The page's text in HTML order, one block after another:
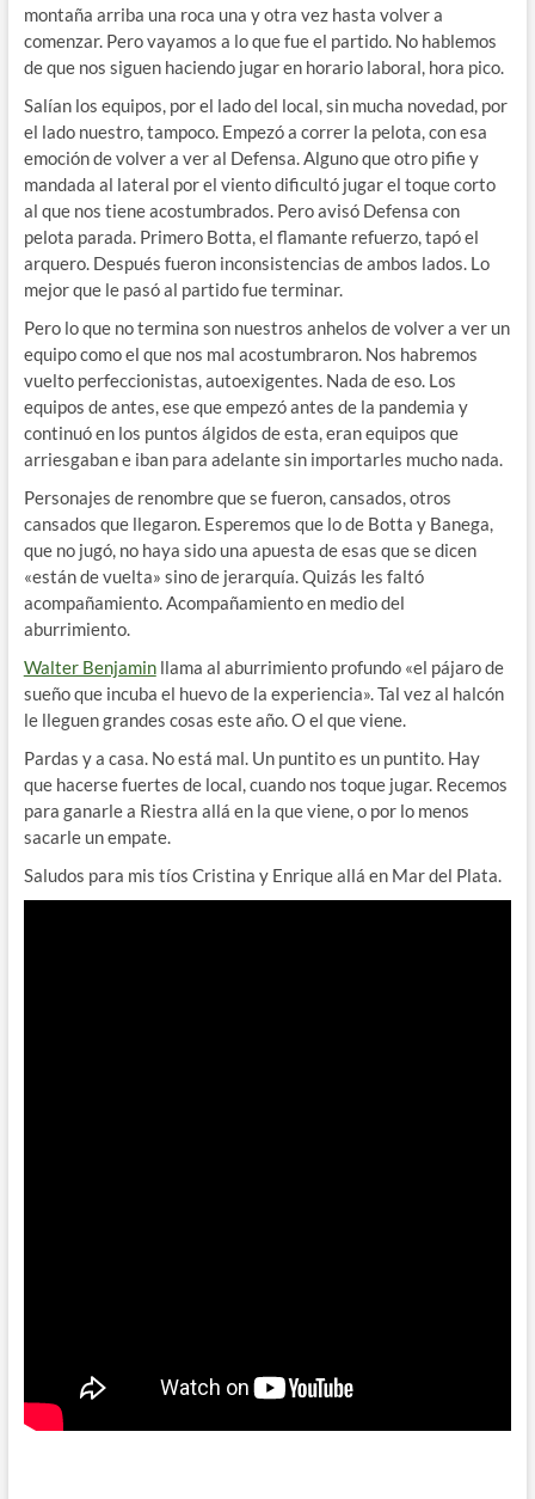
montaña arriba una roca una y otra vez hasta volver a
comenzar. Pero vayamos a lo que fue el partido. No hablemos
de que nos siguen haciendo jugar en horario laboral, hora pico.
Salían los equipos, por el lado del local, sin mucha novedad, por
el lado nuestro, tampoco. Empezó a correr la pelota, con esa
emoción de volver a ver al Defensa. Alguno que otro pifie y
mandada al lateral por el viento dificultó jugar el toque corto
al que nos tiene acostumbrados. Pero avisó Defensa con
pelota parada. Primero Botta, el flamante refuerzo, tapó el
arquero. Después fueron inconsistencias de ambos lados. Lo
mejor que le pasó al partido fue terminar.
Pero lo que no termina son nuestros anhelos de volver a ver un
equipo como el que nos mal acostumbraron. Nos habremos
vuelto perfeccionistas, autoexigentes. Nada de eso. Los
equipos de antes, ese que empezó antes de la pandemia y
continuó en los puntos álgidos de esta, eran equipos que
arriesgaban e iban para adelante sin importarles mucho nada.
Personajes de renombre que se fueron, cansados, otros
cansados que llegaron. Esperemos que lo de Botta y Banega,
que no jugó, no haya sido una apuesta de esas que se dicen
«están de vuelta» sino de jerarquía. Quizás les faltó
acompañamiento. Acompañamiento en medio del
aburrimiento.
Walter Benjaminllama al aburrimiento profundo «el pájaro de
sueño que incuba el huevo de la experiencia». Tal vez al halcón
le lleguen grandes cosas este año. O el que viene.
Pardas y a casa. No está mal. Un puntito es un puntito. Hay
que hacerse fuertes de local, cuando nos toque jugar. Recemos
para ganarle a Riestra allá en la que viene, o por lo menos
sacarle un empate.
Saludos para mis tíos Cristina y Enrique allá en Mar del Plata.